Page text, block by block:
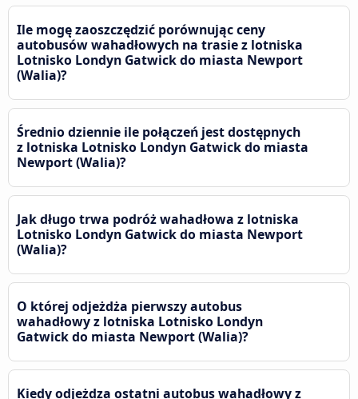
Ile mogę zaoszczędzić porównując ceny
autobusów wahadłowych na trasie z lotniska
Lotnisko Londyn Gatwick do miasta Newport
(Walia)?
Średnio dziennie ile połączeń jest dostępnych
z lotniska Lotnisko Londyn Gatwick do miasta
Newport (Walia)?
Jak długo trwa podróż wahadłowa z lotniska
Lotnisko Londyn Gatwick do miasta Newport
(Walia)?
O której odjeżdża pierwszy autobus
wahadłowy z lotniska Lotnisko Londyn
Gatwick do miasta Newport (Walia)?
Kiedy odjeżdza ostatni autobus wahadłowy z